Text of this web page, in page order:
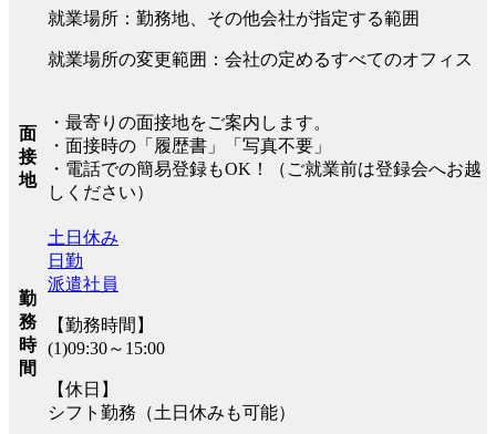
就業場所：勤務地、その他会社が指定する範囲
就業場所の変更範囲：会社の定めるすべてのオフィス
面
接
地
・最寄りの面接地をご案内します。
・面接時の「履歴書」「写真不要」
・電話での簡易登録もOK！（ご就業前は登録会へお越
しください）
勤
務
時
間
土日休み
日勤
派遣社員
【勤務時間】
(1)09:30～15:00
【休日】
シフト勤務（土日休みも可能）